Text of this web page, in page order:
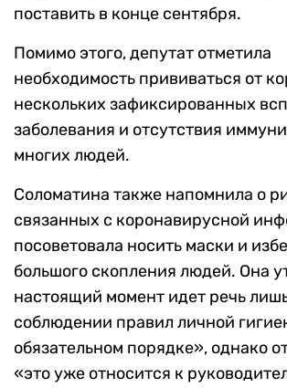
поставить в конце сентября.
Помимо этого, депутат отметила
необходимость прививаться от
нескольких зафиксированных
заболевания и отсутствия
многих людей.
Соломатина также напомнила о
связанных с коронавирусной
посоветовала носить маски и
большого скопления людей. Она
настоящий момент идет речь
соблюдении правил личной
обязательном порядке», однако
«это уже относится к